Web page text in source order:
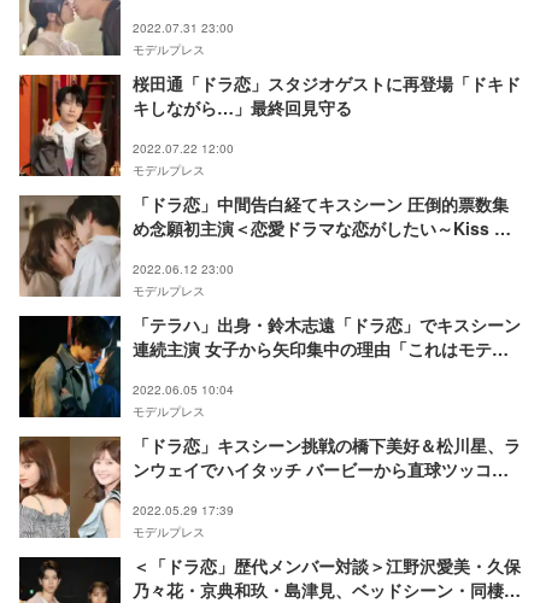
2022.07.31 23:00
モデルプレス
桜田通「ドラ恋」スタジオゲストに再登場「ドキド
キしながら…」最終回見守る
2022.07.22 12:00
モデルプレス
「ドラ恋」中間告白経てキスシーン 圧倒的票数集
め念願初主演＜恋愛ドラマな恋がしたい～Kiss me
2022.06.12 23:00
モデルプレス
「テラハ」出身・鈴木志遠「ドラ恋」でキスシーン
連続主演 女子から矢印集中の理由「これはモテ
2022.06.05 10:04
モデルプレス
「ドラ恋」キスシーン挑戦の橋下美好＆松川星、ラ
ンウェイでハイタッチ バービーから直球ツッコミ
S／S＞
2022.05.29 17:39
モデルプレス
＜「ドラ恋」歴代メンバー対談＞江野沢愛美・久保
乃々花・京典和玖・島津見、ベッドシーン・同棲ハ